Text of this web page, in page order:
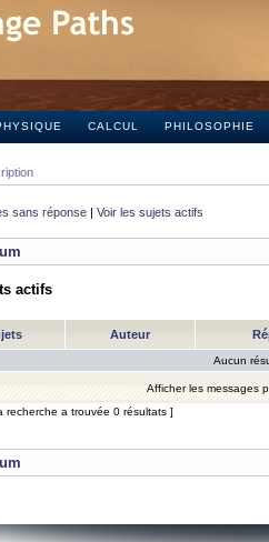
CALCUL PHILOSOPHIE
sans réponse | Voir les sujets actifs
actifs
Auteur
Aucun
Afficher les messages
recherche a trouvée 0 résultats ]